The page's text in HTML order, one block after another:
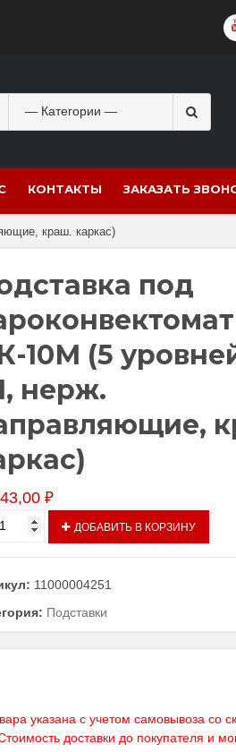
for:
КОНТАКТЫ ЗАКАЗАТЬ
краш. каркас)
под
10М (5
нерж.
₽
ДОБАВИТЬ В КОРЗИНУ
11000004251
Подставки
указана с учетом самовывоза со
доставки до покупателя и